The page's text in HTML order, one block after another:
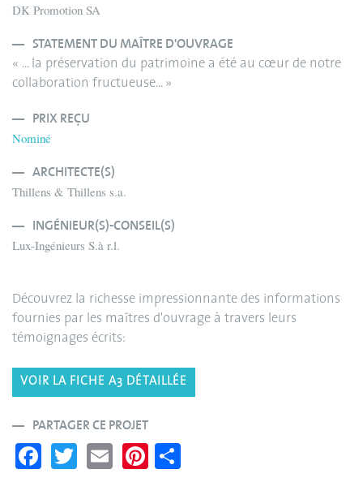
DK Promotion SA
STATEMENT DU MAÎTRE D'OUVRAGE
« ... la préservation du patrimoine a été au cœur de notre
collaboration fructueuse... »
PRIX REÇU
Nominé
ARCHITECTE(S)
Thillens & Thillens s.a.
INGÉNIEUR(S)-CONSEIL(S)
Lux-Ingénieurs S.à r.l.
Découvrez la richesse impressionnante des informations
fournies par les maîtres d'ouvrage à travers leurs
témoignages écrits:
VOIR LA FICHE A3 DÉTAILLÉE
PARTAGER CE PROJET
Fa
ce
T
wi
E
m
Pi
nt